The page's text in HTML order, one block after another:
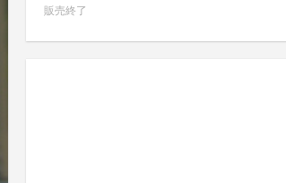
販売終了